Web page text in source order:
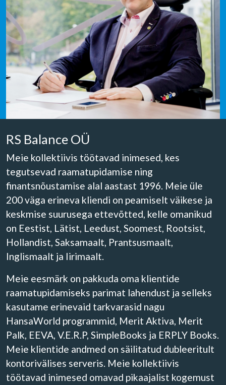
RS Balance OÜ
Meie kollektiivis töötavad inimesed, kes
tegutsevad raamatupidamise ning
finantsnõustamise alal aastast 1996. Meie üle
200 väga erineva kliendi on peamiselt väikese ja
keskmise suurusega ettevõtted, kelle omanikud
on Eestist, Lätist, Leedust, Soomest, Rootsist,
Hollandist, Saksamaalt, Prantsusmaalt,
Inglismaalt ja Iirimaalt.
Meie eesmärk on pakkuda oma klientide
raamatupidamiseks parimat lahendust ja selleks
kasutame erinevaid tarkvarasid nagu
HansaWorld programmid, Merit Aktiva, Merit
Palk, EEVA, V.E.R.P, SimpleBooks ja ERPLY Books.
Meie klientide andmed on säilitatud dubleeritult
kontorivälises serveris. Meie kollektiivis
töötavad inimesed omavad pikaajalist kogemust